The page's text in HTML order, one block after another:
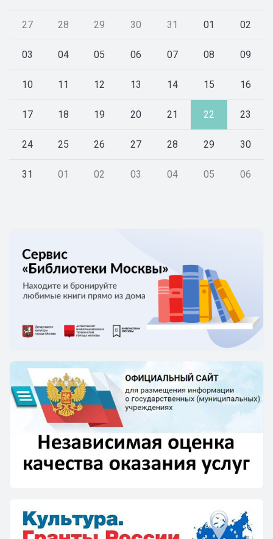
27 28 29 30 31 01 02
03 04 05 06 07 08 09
10 11 12 13 14 15 16
17 18 19 20 21 22 23
24 25 26 27 28 29 30
31 01 02 03 04 05 06